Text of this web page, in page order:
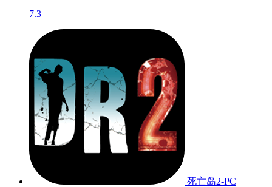
7.3
死亡岛2-PC